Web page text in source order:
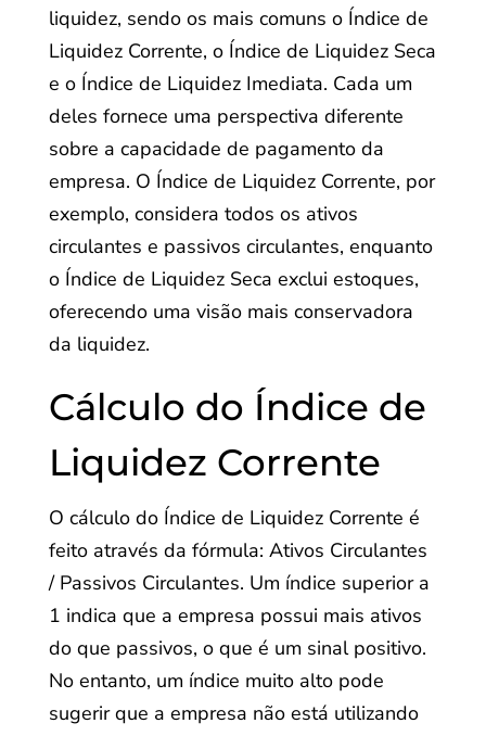
liquidez, sendo os mais comuns o Índice de
Liquidez Corrente, o Índice de Liquidez Seca
e o Índice de Liquidez Imediata. Cada um
deles fornece uma perspectiva diferente
sobre a capacidade de pagamento da
empresa. O Índice de Liquidez Corrente, por
exemplo, considera todos os ativos
circulantes e passivos circulantes, enquanto
o Índice de Liquidez Seca exclui estoques,
oferecendo uma visão mais conservadora
da liquidez.
Cálculo do Índice de
Liquidez Corrente
O cálculo do Índice de Liquidez Corrente é
feito através da fórmula: Ativos Circulantes
/ Passivos Circulantes. Um índice superior a
1 indica que a empresa possui mais ativos
do que passivos, o que é um sinal positivo.
No entanto, um índice muito alto pode
sugerir que a empresa não está utilizando